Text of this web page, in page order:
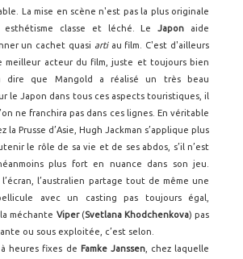
La mise en scène n'est pas la plus originale
esthétisme classe et léché. LeJapon aide
un cachet quasi artiau film. C'est d'ailleurs
meilleur acteur du film, juste et toujours bien
dire que Mangold a réalisé un très beau
le Japon dans tous ces aspects touristiques, il
ne franchira pas dans ces lignes. En véritable
la Prusse d’Asie, Hugh Jackman s’applique plus
le rôle de sa vie et de ses abdos, s’il n’est
plus fort en nuance dans son jeu.
l’écran, l’australien partage tout de même une
avec un casting pas toujours égal,
méchante Viper(Svetlana Khodchenkova) pas
ou sous exploitée, c’est selon.
heures fixes de Famke Janssen, chez laquelle